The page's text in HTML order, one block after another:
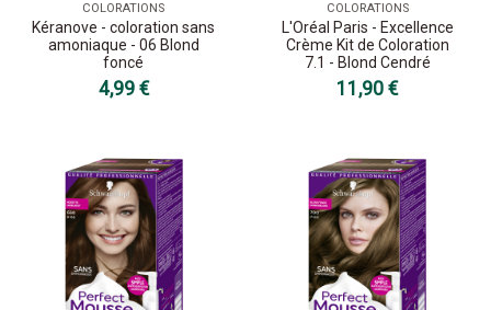
COLORATIONS
Kéranove - coloration sans
amoniaque - 06 Blond
foncé
4,99 €
COLORATIONS
L'Oréal Paris - Excellence
Crème Kit de Coloration
7.1 - Blond Cendré
11,90 €